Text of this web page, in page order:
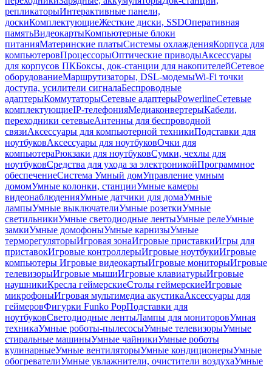
репликаторыИнтерактивные панели,
доскиКомплектующиеЖесткие диски, SSDОперативная
памятьВидеокартыКомпьютерные блоки
питанияМатеринские платыСистемы охлажденияКорпуса для
компьютеровПроцессорыОптические приводыАксессуары
для корпусов ПКБоксы, док-станции для накопителейСетевое
оборудованиеМаршрутизаторы, DSL-модемыWi-Fi точки
доступа, усилители сигналаБеспроводные
адаптерыКоммутаторыСетевые адаптерыPowerlineСетевые
комплектующиеIP-телефонияМедиаконвертерыКабели,
переходники сетевыеАнтенны для беспроводной
связиАксессуары для компьютерной техникиПодставки для
ноутбуковАксессуары для ноутбуковОчки для
компьютераРюкзаки для ноутбуковСумки, чехлы для
ноутбуковСредства для ухода за электроникойПрограммное
обеспечениеСистема Умный домУправление умным
домомУмные колонки, станцииУмные камеры
видеонаблюденияУмные датчики для домаУмные
лампыУмные выключателиУмные розеткиУмные
светильникиУмные светодиодные лентыУмные релеУмные
замкиУмные домофоныУмные карнизыУмные
терморегуляторыИгровая зонаИгровые приставкиИгры для
приставокИгровые контроллерыИгровые ноутбукиИгровые
компьютеры Игровые видеокартыИгровые мониторыИгровые
телевизорыИгровые мышиИгровые клавиатурыИгровые
наушникиКресла геймерскиеСтолы геймерскиеИгровые
микрофоныИгровая мультимедиа акустикаАксессуары для
геймеровФигурки Funko PopПодставки для
ноутбуковСветодиодные лентыЛампы для мониторовУмная
техникаУмные роботы-пылесосыУмные телевизорыУмные
стиральные машиныУмные чайникиУмные роботы
кулинарныеУмные вентиляторыУмные кондиционерыУмные
обогревателиУмные увлажнители, очистители воздухаУмные